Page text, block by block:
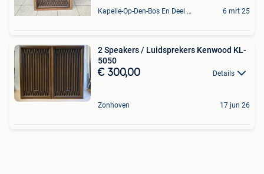
Kapelle-Op-Den-Bos En Deel Van Zemst 6 mrt 25
2 Speakers / Luidsprekers Kenwood KL-
5050
€ 300,00 Details
Zonhoven 17 jun 26